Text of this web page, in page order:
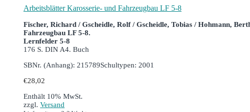
Arbeitsblätter Karosserie- und Fahrzeugbau LF 5-8
Fischer, Richard / Gscheidle, Rolf / Gscheidle, Tobias / Hohmann,
Fahrzeugbau LF 5-8.
Lernfelder 5-8
176 S. DIN A4. Buch
SBNr. (Anhang): 215789Schultypen: 2001
€28,02
Enthält 10% MwSt.
zzgl. Versand